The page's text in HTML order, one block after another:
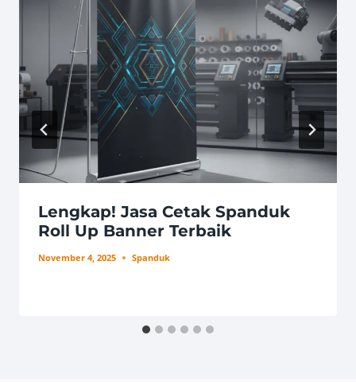
Lengkap! Jasa Cetak Spanduk
Roll Up Banner Terbaik
November 4, 2025 Spanduk